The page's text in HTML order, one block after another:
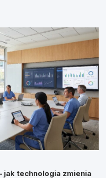
jak technologia zmienia